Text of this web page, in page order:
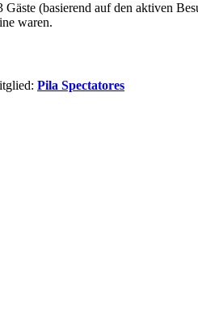
(basierend auf den aktiven
waren.
Pila Spectatores